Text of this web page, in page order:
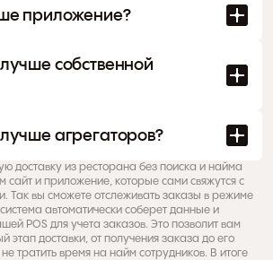
приложение?
собственной
агрегаторов?
доставку из ресторана без поиска и найма
сайт и приложение, которые сами свяжутся с
Так вы сможете отслеживать заказы в режиме
автоматически соберет данные и
POS для учета заказов. Это позволит вам
этап доставки, от получения заказа до его
тратить время на найм сотрудников. В итоге